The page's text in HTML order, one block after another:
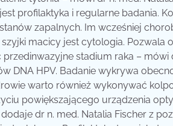
profilaktyka i regularne badania.
zapalnych. Im wcześniej
macicy jest cytologia. Pozwala
stadium raka – mówi
DNA HPV. Badanie wykrywa
warto również wykonywać
powiększającego urządzenia
dr n. med. Natalia Fischer z